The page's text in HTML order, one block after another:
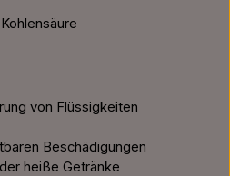
von Flüssigkeiten
Beschädigungen
heiße Getränke